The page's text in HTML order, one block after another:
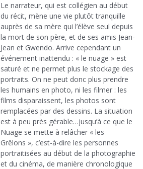
Le narrateur, qui est collégien au début
du récit, mène une vie plutôt tranquille
auprès de sa mère qui l’élève seul depuis
la mort de son père, et de ses amis Jean-
Jean et Gwendo. Arrive cependant un
événement inattendu : « le nuage » est
saturé et ne permet plus le stockage des
portraits. On ne peut donc plus prendre
les humains en photo, ni les filmer : les
films disparaissent, les photos sont
remplacées par des dessins. La situation
est à peu près gérable…jusqu’à ce que le
Nuage se mette à relâcher « les
Grêlons », c’est-à-dire les personnes
portraitisées au début de la photographie
et du cinéma, de manière chronologique